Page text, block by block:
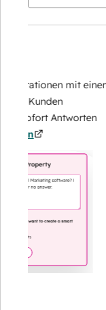
mit einem
Kunden
Antworten